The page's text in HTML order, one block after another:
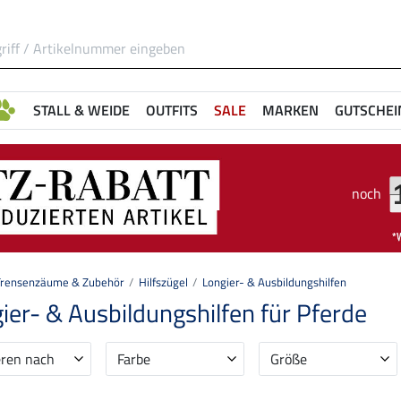
STALL & WEIDE OUTFITS SALE MARKEN
noch
& Zubehör Hilfszügel Longier- & Ausbildungshilfen
& Ausbildungshilfen für Pferde
nach Farbe Größe